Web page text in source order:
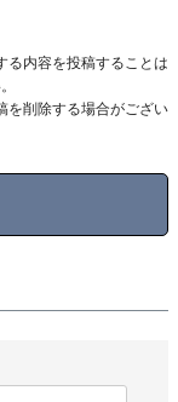
る内容を投稿することは
を削除する場合がござい